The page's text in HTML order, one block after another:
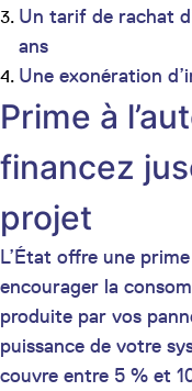
Un tarif de rachat
ans
Une exonération
Prime à
financez
projet
L’État offre une
encourager la
produite par vos
puissance de votre
couvre entre 5 % et